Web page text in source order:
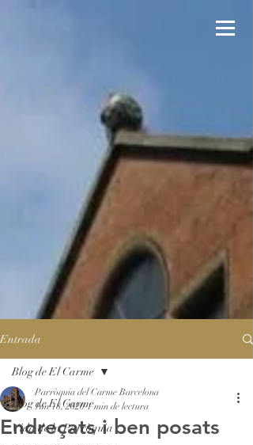
Entrada
Blog de El Carme
Vida de la Parròquia
Blog de El Carme
Endreçats i ben posats
Parròquia del Carme Barcelona
Jun 18, 2020 1 min de lectura